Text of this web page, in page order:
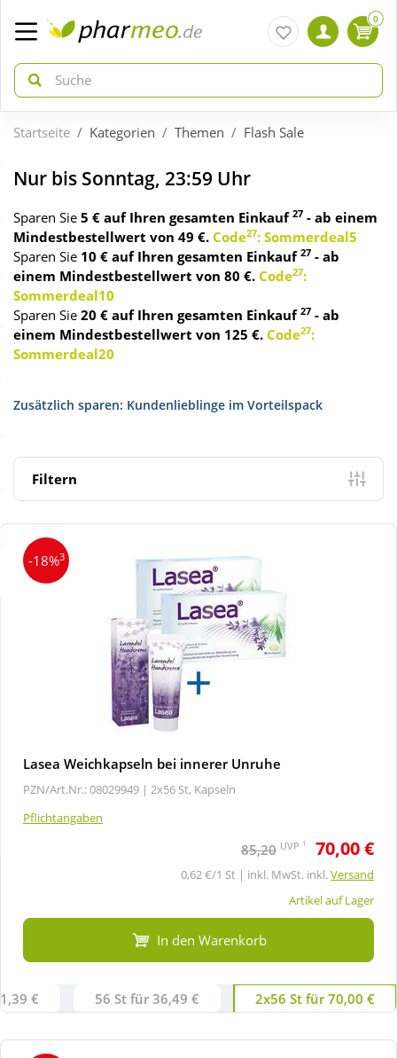
zurück
ÜBERSICHT AKTIONEN
Aktuelle Coupons
Gratis dazu
Neuheiten
Sale
Schnäppchen
Täglich gut versorgt
zurück
ÜBERSICHT KATEGORIEN
Arzneimittel
Bio & Genuss
Diabetes
Körperpflege & Kosmetik
Liebe & Erotik
Nahrungsergänzung
Natur & Homöopathie
Tierbedarf
0
Startseite Kategorien Themen Flash Sale
Nur bis Sonntag, 23:59 Uhr
Sparen Sie 5 € auf Ihren gesamten Einkauf 27 - ab einem
Mindestbestellwert von 49 €. Code27: Sommerdeal5
Sparen Sie 10 € auf Ihren gesamten Einkauf 27 - ab
einem Mindestbestellwert von 80 €. Code27:
Sommerdeal10
Sparen Sie 20 € auf Ihren gesamten Einkauf 27 - ab
einem Mindestbestellwert von 125 €. Code27:
Sommerdeal20
Zusätzlich sparen: Kundenlieblinge im Vorteilspack
Filtern
-18%3
Lasea Weichkapseln bei innerer Unruhe
PZN/Art.Nr.: 08029949 | 2x56 St, Kapseln
Pflichtangaben
85,20 UVP 1 70,00 €
0,62 €/1 St | inkl. MwSt. inkl.Versand
Artikel auf Lager
In den Warenkorb
€ 56 St für 36,49 € 2x56 St für 70,00 €